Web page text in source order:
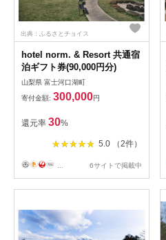
出典：ふるさとチョイス
hotel norm. & Resort 共通宿
泊ギフト券(90,000円分)
山梨県 富士河口湖町
寄付金額: 300,000円
還元率 30%
5.0 （2件）
... 6サイトで掲載中